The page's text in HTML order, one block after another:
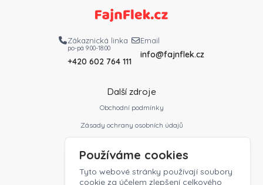
Zákaznická linka
po-pá 9:00-18:00
+420 602 764 111
Email
info@fajnflek.cz
Další zdroje
Obchodní podmínky
Zásady ochrany osobních údajů
Ceník
Kontakt
Používáme cookies
Tyto webové stránky používají soubory
cookie za účelem zlepšení celkového